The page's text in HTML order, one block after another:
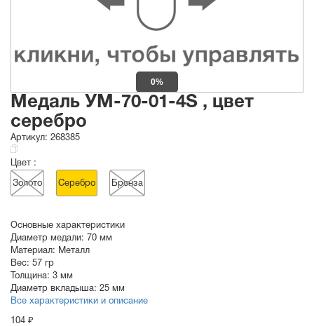
0%
Медаль УМ-70-01-4S , цвет
серебро
Артикул: 268385
Цвет :
Золото Серебро Бронза
Основные характеристики
Диаметр медали: 70 мм
Материал: Металл
Вес: 57 гр
Толщина: 3 мм
Диаметр вкладыша: 25 мм
Все характеристики и описание
104 ₽